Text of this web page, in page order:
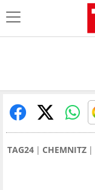
TAG24 CHEMNITZ